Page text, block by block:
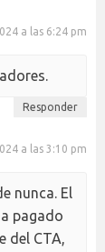
a las 6:24 pm
Responder
a las 3:10 pm
nunca. El
pagado
del CTA,